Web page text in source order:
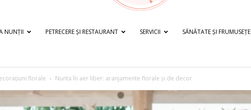
NUNȚII PETRECERE ȘI RESTAURANT SERVICII SĂNĂTATE ȘI FRUMUSEȚE
florale Nunta în aer liber: aranjamente florale și de decor